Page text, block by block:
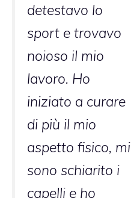
detestavo lo
sport e trovavo
noioso il mio
lavoro. Ho
iniziato a curare
di più il mio
aspetto fisico, mi
sono schiarito i
capelli e ho